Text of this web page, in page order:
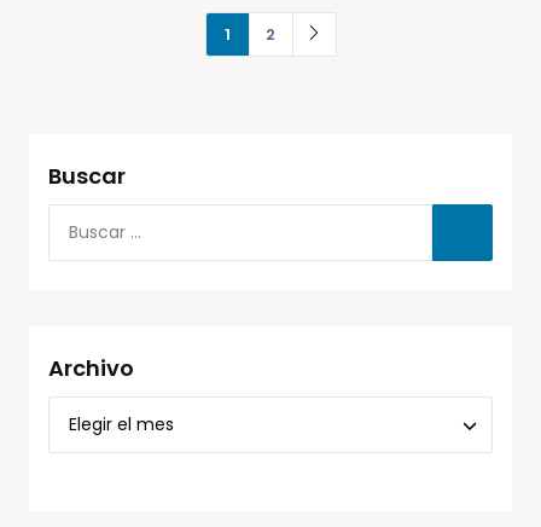
1 2
Buscar
Archivo